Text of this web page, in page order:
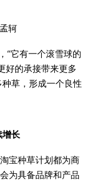
轲
“它有一个滚雪球的
好的承接带来更多
草，形成一个良性
增长
宝种草计划都为商
为具备品牌和产品